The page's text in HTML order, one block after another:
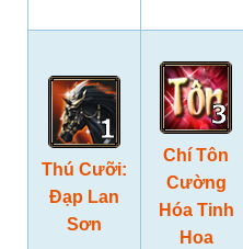
Thú Cưỡi:
Đạp Lan
Sơn
Chí Tôn
Cường
Hóa Tinh
Hoa